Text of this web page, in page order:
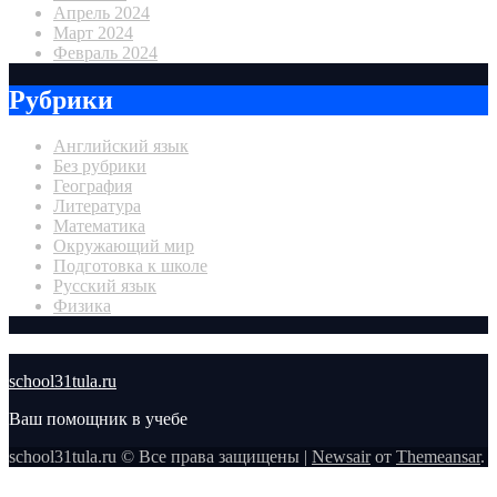
Апрель 2024
Март 2024
Февраль 2024
Рубрики
Английский язык
Без рубрики
География
Литература
Математика
Окружающий мир
Подготовка к школе
Русский язык
Физика
school31tula.ru
Ваш помощник в учебе
school31tula.ru © Все права защищены
Newsairот Themeansar.